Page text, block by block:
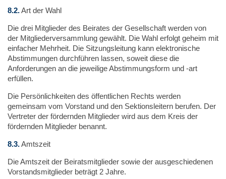
8.2.Art der Wahl
Die drei Mitglieder des Beirates der Gesellschaft werden von
der Mitgliederversammlung gewählt. Die Wahl erfolgt geheim mit
einfacher Mehrheit. Die Sitzungsleitung kann elektronische
Abstimmungen durchführen lassen, soweit diese die
Anforderungen an die jeweilige Abstimmungsform und -art
erfüllen.
Die Persönlichkeiten des öffentlichen Rechts werden
gemeinsam vom Vorstand und den Sektionsleitern berufen. Der
Vertreter der fördernden Mitglieder wird aus dem Kreis der
fördernden Mitglieder benannt.
8.3.Amtszeit
Die Amtszeit der Beiratsmitglieder sowie der ausgeschiedenen
Vorstandsmitglieder beträgt 2 Jahre.